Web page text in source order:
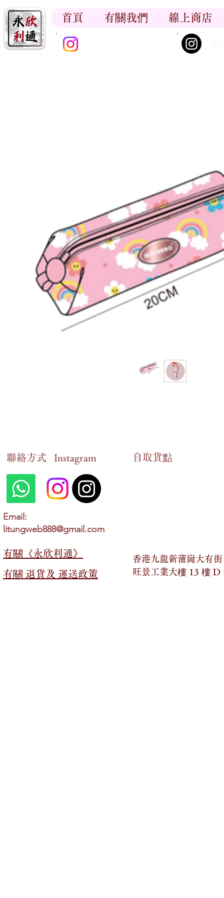
首頁 有關我們 線上商店
​聯絡方式 Instagram
Email:
litungweb888@gmail.com
有關​​《永欣利通》
有關​​ 退貨及 運送政策
自​取貨點
香港九龍新蒲崗大有
旺景工業大樓 13 樓 D